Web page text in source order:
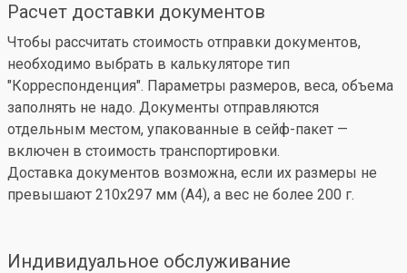
Расчет доставки документов
Чтобы рассчитать стоимость отправки документов,
необходимо выбрать в калькуляторе тип
"Корреспонденция". Параметры размеров, веса, объема
заполнять не надо. Документы отправляются
отдельным местом, упакованные в сейф-пакет —
включен в стоимость транспортировки.
Доставка документов возможна, если их размеры не
превышают 210x297 мм (А4), а вес не более 200 г.
Индивидуальное обслуживание